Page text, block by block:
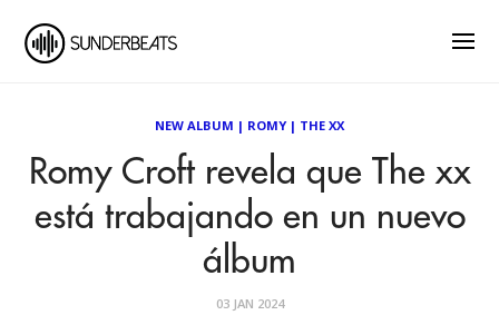
NEW ALBUM | ROMY| THE XX
Romy Croft revela que The xx
está trabajando en un nuevo
álbum
03 JAN 2024